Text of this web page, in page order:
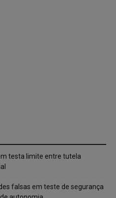
testa limite entre tutela
falsas em teste de segurança